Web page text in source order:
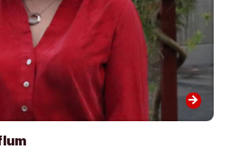
arrow_forward